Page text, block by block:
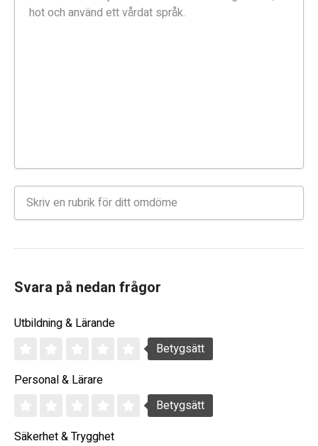
Svara på nedan frågor
Utbildning & Lärande
Betygsätt
Personal & Lärare
Betygsätt
Säkerhet & Trygghet